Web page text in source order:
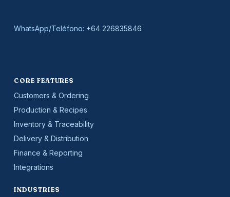
WhatsApp/Teléfono: +64 226835846
CORE FEATURES
Customers & Ordering
Production & Recipes
Inventory & Traceability
Delivery & Distribution
Finance & Reporting
Integrations
INDUSTRIES